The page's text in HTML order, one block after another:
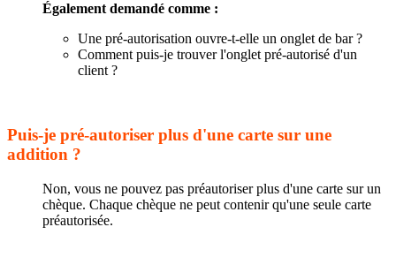
Également demandé comme :
Une pré-autorisation ouvre-t-elle un onglet de bar ?
Comment puis-je trouver l'onglet pré-autorisé d'un
client ?
Puis-je pré-autoriser plus d'une carte sur une
addition ?
Non, vous ne pouvez pas préautoriser plus d'une carte sur un
chèque. Chaque chèque ne peut contenir qu'une seule carte
préautorisée.